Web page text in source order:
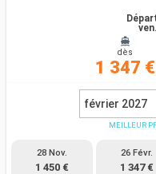
dès
1 347 €
février 2027
28 Nov.
1 450 €
MEILLEUR
26 Févr.
1 347 €